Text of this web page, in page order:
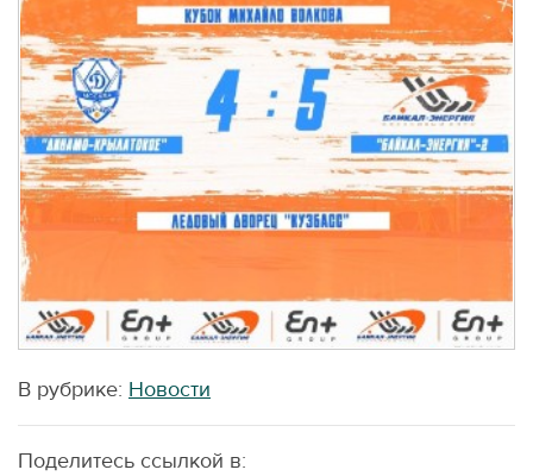
В рубрике: Новости
Поделитесь ссылкой в: